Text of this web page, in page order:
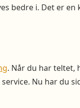
bedre i. Det er
. Når du har teltet,
Nu har du